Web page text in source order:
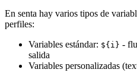
En senta hay varios tipos de
perfiles:
Variables estándar: ${i} -
salida
Variables personalizadas